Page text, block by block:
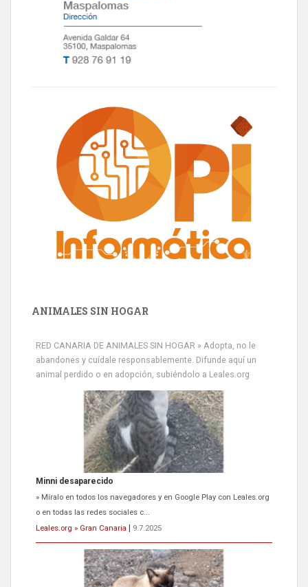
ANIMALES SIN HOGAR
RED CANARIA DE ANIMALES SIN HOGAR » Adopta, no le
abandones y cuídale responsablemente. Difunde aquí un
animal perdido o en adopción, subiéndolo a Leales.org
Minni desaparecido
» Míralo en todos los navegadores y en Google Play con Leales.org
o en todas las redes sociales c...
Leales.org » Gran Canaria
9.7.2025